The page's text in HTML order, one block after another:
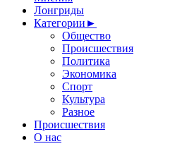
Лонгриды
Категории ►
Общество
Происшествия
Политика
Экономика
Спорт
Культура
Разное
Происшествия
О нас